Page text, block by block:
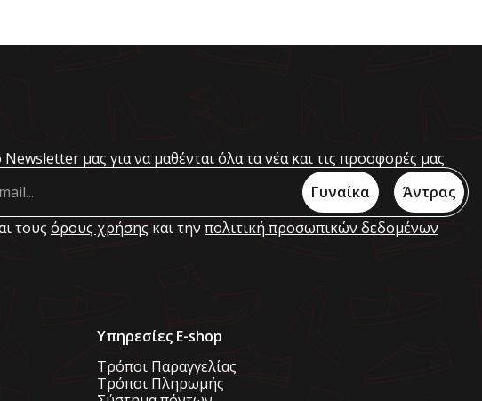
Newsletter μας για να μαθένται όλα τα νέα και τις προσφορές μας.
Άντρας
Γυναίκα
τους όρους χρήσης και την πολιτική προσωπικών δεδομένων
Υπηρεσίες E-shop
Τρόποι Παραγγελίας
Τρόποι Πληρωμής